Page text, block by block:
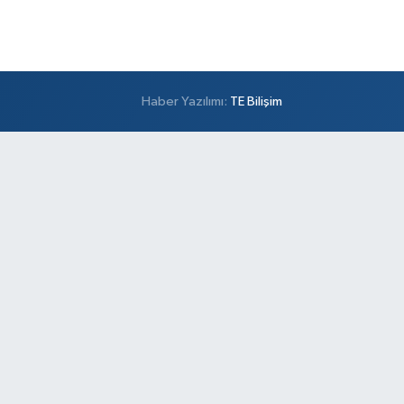
Alper Eczanesi
0 (532) 137 55 01 Yol Tarifi Al
Haber Yazılımı: TE Bilişim